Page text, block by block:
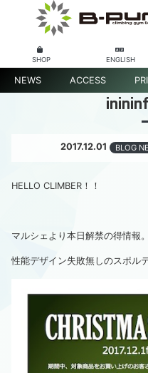
SHOP ENGLISH
NEWS ACCESS
2017.12.01 BLOG
HELLO CLIMBER！！
マルシェより本日解禁の得情報。
性能デザイン失敗無しのスポル